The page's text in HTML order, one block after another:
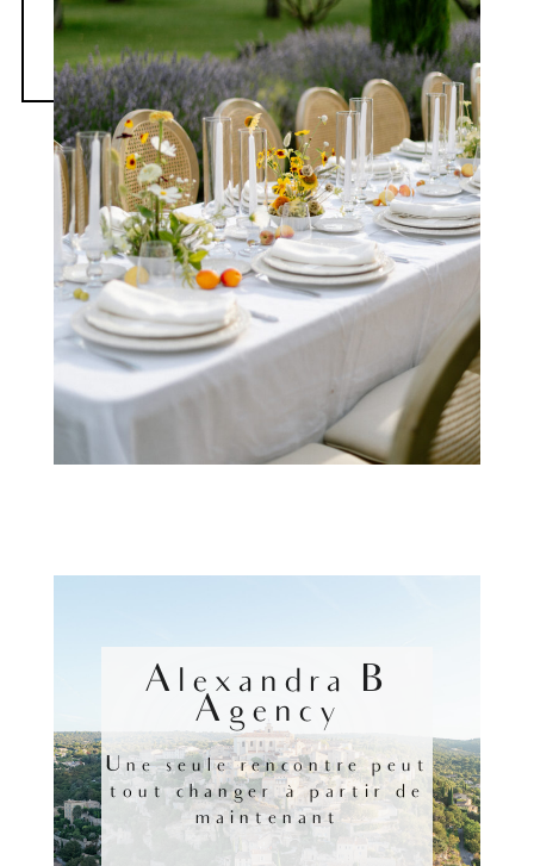
Alexandra B
Agency
Une seule rencontre peut
tout changer à partir de
maintenant